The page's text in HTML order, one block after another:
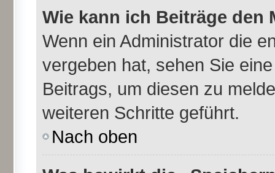
Wie kann ich Beiträge den
Wenn ein Administrator die
vergeben hat, sehen Sie
Beitrags, um diesen zu
weiteren Schritte geführt.
Nach oben